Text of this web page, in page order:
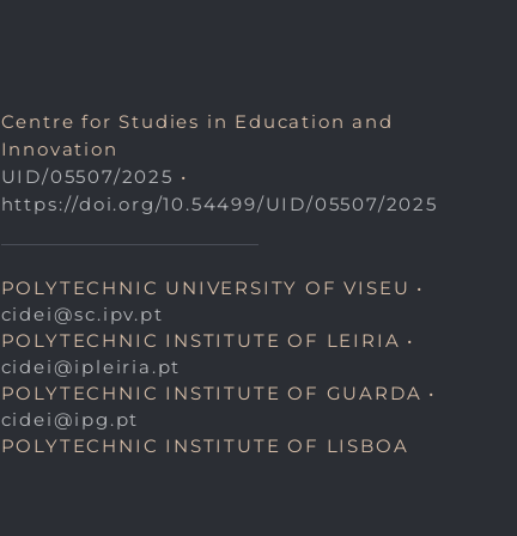
Centre for Studies in Education and
Innovation
UID/05507/2025 •
https://doi.org/10.54499/UID/05507/2025
POLYTECHNIC UNIVERSITY OF VISEU •
cidei@sc.ipv.pt
POLYTECHNIC INSTITUTE OF LEIRIA •
cidei@ipleiria.pt
POLYTECHNIC INSTITUTE OF GUARDA •
cidei@ipg.pt
POLYTECHNIC INSTITUTE OF LISBOA